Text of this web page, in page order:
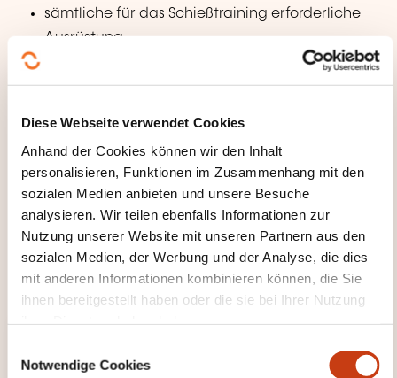
Diese Webseite verwendet Cookies
Anhand der Cookies können wir den Inhalt
personalisieren, Funktionen im Zusammenhang mit den
sozialen Medien anbieten und unsere Besuche
analysieren. Wir teilen ebenfalls Informationen zur
Nutzung unserer Website mit unseren Partnern aus den
sozialen Medien, der Werbung und der Analyse, die dies
mit anderen Informationen kombinieren können, die Sie
ihnen bereitgestellt haben oder die sie bei Ihrer Nutzung
Notwendige Cookies
sämtliche für das Schießtraining erforderliche
Ausrüstung,
Fahrzeuge und Räumlichkeiten für die VIP-
Chauffeurausbildung,
usw.
Wir bieten jedem Teilnehmer einen kognitiv
inspirierten Lehransatz. Durch Vorträge, Feedback
und Diskussionen entwickeln unsere Lernenden
zunächst theoretisches und anschließend
technisches Wissen. Anschließend wenden sie die
erworbenen Grundlagen in realen Szenarien an.